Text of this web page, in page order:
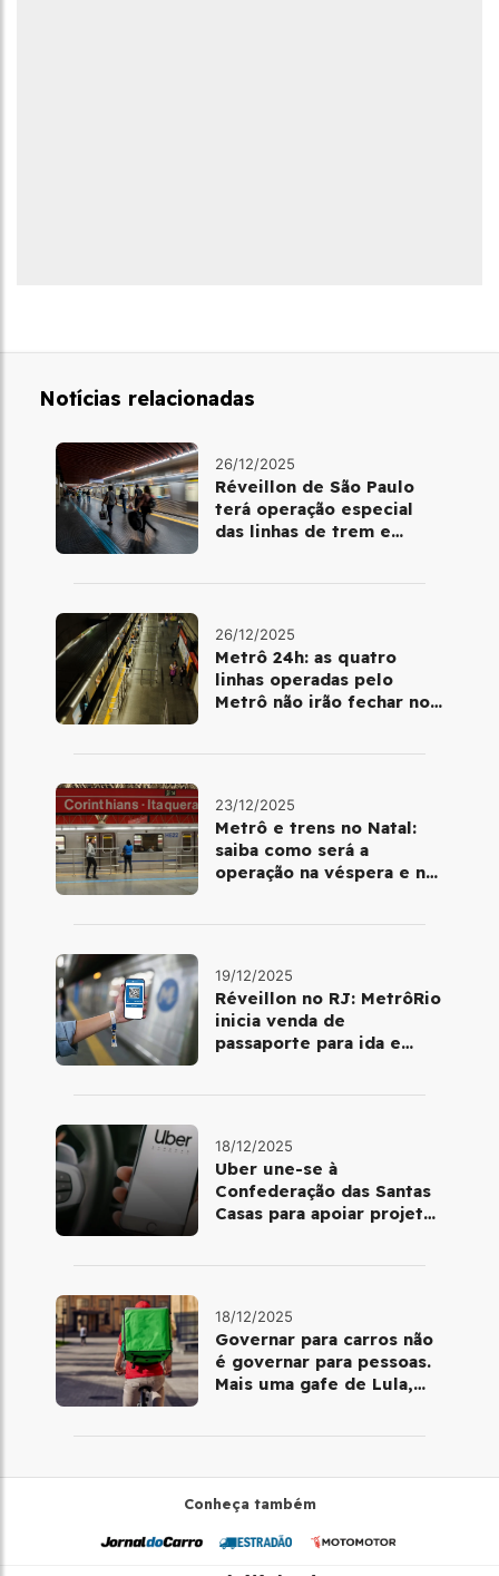
Notícias relacionadas
26/12/2025
Réveillon de São Paulo
terá operação especial
das linhas de trem e
26/12/2025
Metrô 24h: as quatro
linhas operadas pelo
Metrô não irão fechar no
23/12/2025
Metrô e trens no Natal:
saiba como será a
operação na véspera e no
19/12/2025
Réveillon no RJ: MetrôRio
inicia venda de
passaporte para ida e
18/12/2025
Uber une-se à
Confederação das Santas
Casas para apoiar projetos
18/12/2025
Governar para carros não
é governar para pessoas.
Mais uma gafe de Lula,
Conheça também